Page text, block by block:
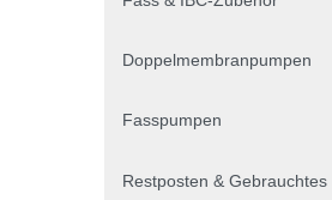
Doppelmembranpumpen
Fasspumpen
Restposten & Gebrauchtes